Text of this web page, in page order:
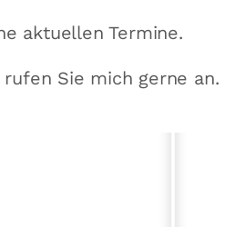
aktuellen Termine.
Sie mich gerne an.